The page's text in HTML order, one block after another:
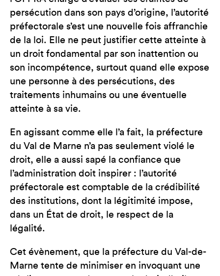
persécution dans son pays d’origine, l’autorité
préfectorale s’est une nouvelle fois affranchie
de la loi. Elle ne peut justifier cette atteinte à
un droit fondamental par son inattention ou
son incompétence, surtout quand elle expose
une personne à des persécutions, des
traitements inhumains ou une éventuelle
atteinte à sa vie.
En agissant comme elle l’a fait, la préfecture
du Val de Marne n’a pas seulement violé le
droit, elle a aussi sapé la confiance que
l’administration doit inspirer : l’autorité
préfectorale est comptable de la crédibilité
des institutions, dont la légitimité impose,
dans un État de droit, le respect de la
légalité.
Cet évènement, que la préfecture du Val-de-
Marne tente de minimiser en invoquant une